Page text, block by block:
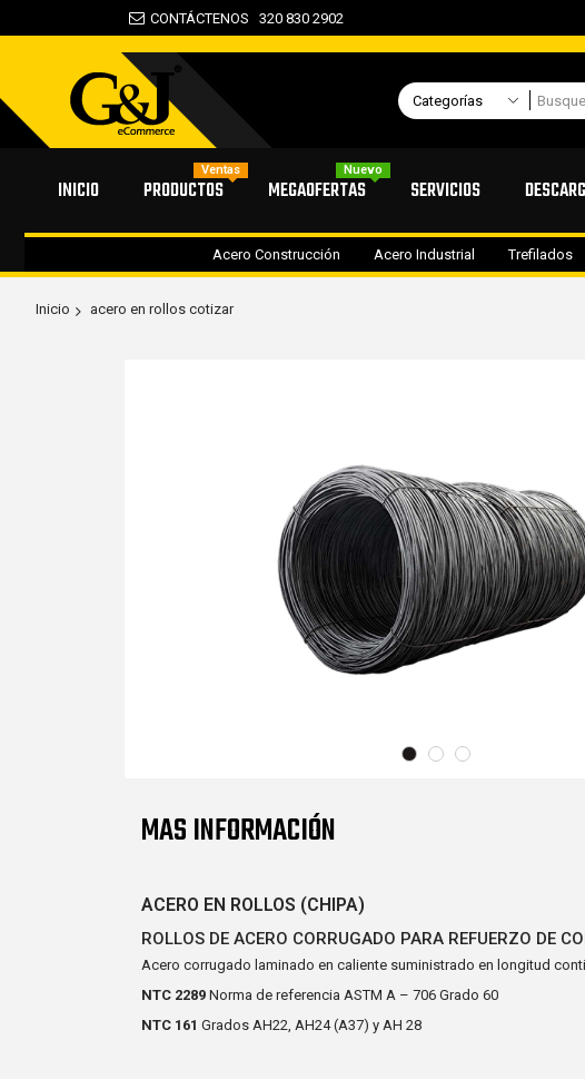
CONTÁCTENOS 320 830 2902
Categorías
INICIO PRODUCTOS
Ventas
MEGAOFERTAS
Nuevo
SERVICIOS
Acero Construcción Acero Industrial Trefilados
Inicio acero en rollos cotizar
MAS INFORMACIÓN
ACERO EN ROLLOS (CHIPA)
ROLLOS DE ACERO CORRUGADO PARA REFUERZO DE
Acero corrugado laminado en caliente suministrado en longitud
NTC 2289 Norma de referencia ASTM A – 706 Grado 60
NTC 161 Grados AH22, AH24 (A37) y AH 28